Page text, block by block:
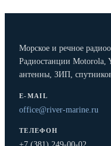
Морское и речное
Радиостанции Motorola,
антенны, ЗИП,
E-MAIL
office@river-marine.ru
ТЕЛЕФОН